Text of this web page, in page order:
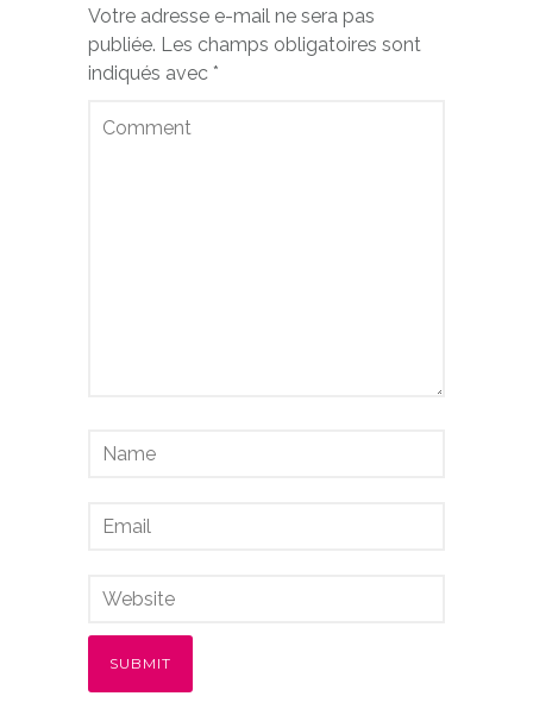
Votre adresse e-mail ne sera pas
publiée. Les champs obligatoires sont
indiqués avec *